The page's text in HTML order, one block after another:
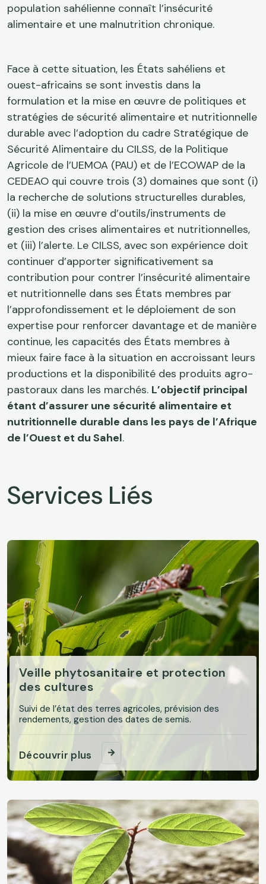
population sahélienne connaît l’insécurité
alimentaire et une malnutrition chronique.
Face à cette situation, les États sahéliens et
ouest-africains se sont investis dans la
formulation et la mise en œuvre de politiques et
stratégies de sécurité alimentaire et nutritionnelle
durable avec l’adoption du cadre Stratégique de
Sécurité Alimentaire du CILSS, de la Politique
Agricole de l’UEMOA (PAU) et de l’ECOWAP de la
CEDEAO qui couvre trois (3) domaines que sont (i)
la recherche de solutions structurelles durables,
(ii) la mise en œuvre d’outils/instruments de
gestion des crises alimentaires et nutritionnelles,
et (iii) l’alerte. Le CILSS, avec son expérience doit
continuer d’apporter significativement sa
contribution pour contrer l’insécurité alimentaire
et nutritionnelle dans ses États membres par
l’approfondissement et le déploiement de son
expertise pour renforcer davantage et de manière
continue, les capacités des États membres à
mieux faire face à la situation en accroissant leurs
productions et la disponibilité des produits agro-
pastoraux dans les marchés. L’objectif principal
étant d’assurer une sécurité alimentaire et
nutritionnelle durable dans les pays de l’Afrique
de l’Ouest et du Sahel.
Services Liés
Veille phytosanitaire et protection
des cultures
Suivi de l’état des terres agricoles, prévision des
rendements, gestion des dates de semis.
Découvrir plus